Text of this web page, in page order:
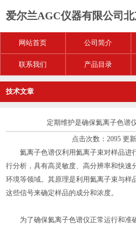
爱尔兰AGC仪器有限公司
网站首页 公司简介
联系我们 产品目录
技术文章
定期维护是确保氦离子色谱
点击次数：2095 更
氦离子色谱仪利用氦离子束对样品进
行分析，具有高灵敏度、高分辨率和快速
环境等领域。其原理是利用氦离子束与样
这些信号来确定样品的成分和浓度。
为了确保氦离子色谱仪正常运行和准